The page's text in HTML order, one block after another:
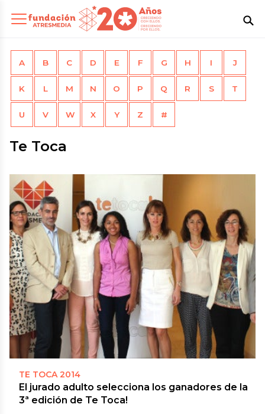
A B C D E F G H I J
K L M N O P Q R S T
U V W X Y Z #
Te Toca
TE TOCA 2014
El jurado adulto selecciona los ganadores de la
3ª edición de Te Toca!